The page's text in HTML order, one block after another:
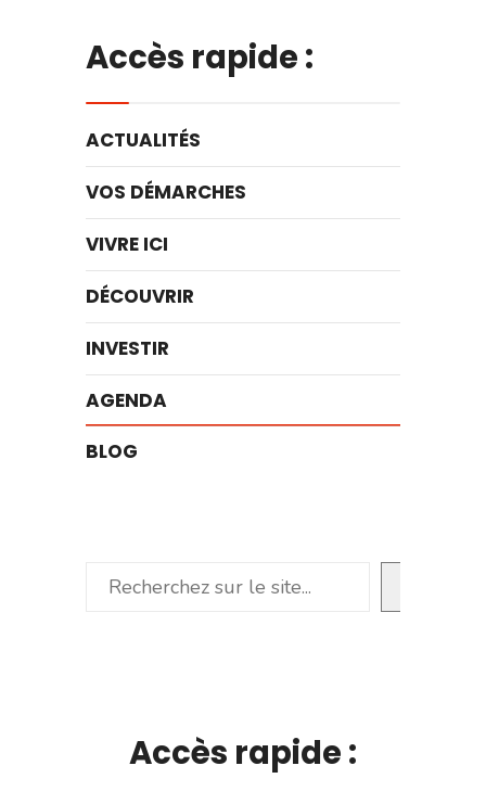
Accès rapide :
ACTUALITÉS
VOS DÉMARCHES
VIVRE ICI
DÉCOUVRIR
INVESTIR
AGENDA
BLOG
Rechercher
Accès rapide :